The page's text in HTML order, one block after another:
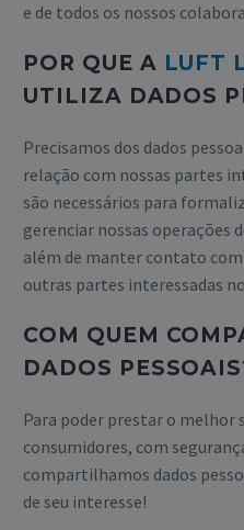
e de todos os nossos
POR QUE A LUFT
UTILIZA DADOS
Precisamos dos dados
relação com nossas partes
são necessários para
gerenciar nossas operações
além de manter contato
outras partes interessadas
COM QUEM
DADOS
Para poder prestar o melhor
consumidores, com
compartilhamos dados
de seu interesse!